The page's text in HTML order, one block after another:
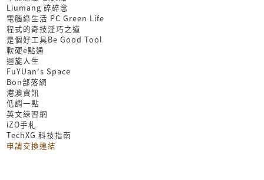
Liumang 碎碎念
電腦綠生活 PC Green Life
程式的奇技淫巧之道
是個好工具Be Good Tool
軟硬e點通
迴旋人生
FuYUan's Space
Bon部落網
港澳資訊
低調一點
英文練習網
iZO手札
TechXG 科技指南
申請交換連結